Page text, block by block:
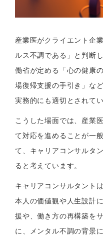
産業医がクライエント企
ルス不調である」と判断
働省が定める「心の健康
場復帰支援の手引き」な
実務的にも適切とされてい
こうした場面では、産業
て対応を進めることが一
て、キャリアコンサルタ
ると考えています。
キャリアコンサルタント
本人の価値観や人生設計
援や、働き方の再構築を
に、メンタル不調の背景